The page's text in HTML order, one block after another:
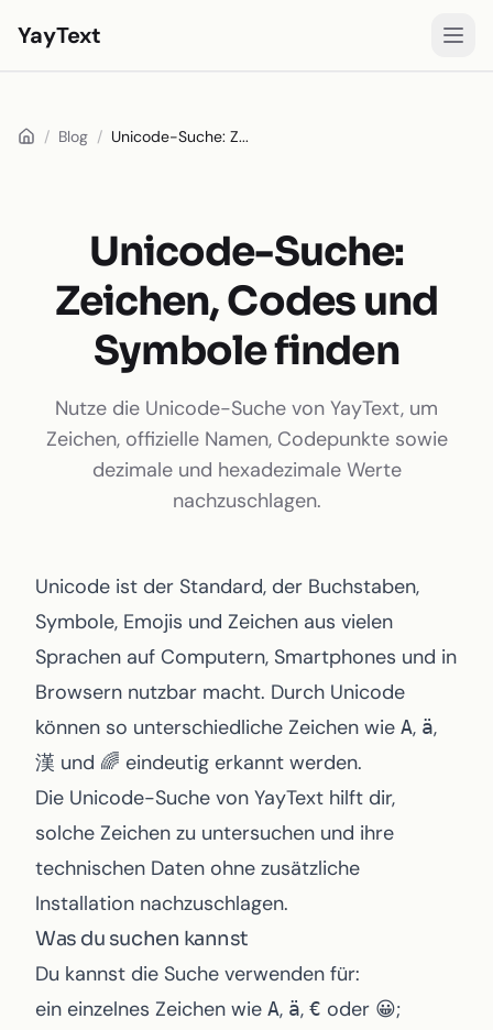
YayText
Spielen
Facebook-Schriften
Twitter/X-Schriften
Fettschrift
Schreibschrift
Ästhetischer Text
/ Blog / Unicode-Suche: Z...
Unicode-Suche:
Zeichen, Codes und
Symbole finden
Nutze die Unicode-Suche von YayText, um
Zeichen, offizielle Namen, Codepunkte sowie
dezimale und hexadezimale Werte
nachzuschlagen.
Unicode ist der Standard, der Buchstaben,
Symbole, Emojis und Zeichen aus vielen
Sprachen auf Computern, Smartphones und in
Browsern nutzbar macht. Durch Unicode
können so unterschiedliche Zeichen wie A, ä,
漢 und 🌈 eindeutig erkannt werden.
Die Unicode-Suche von YayText hilft dir,
solche Zeichen zu untersuchen und ihre
technischen Daten ohne zusätzliche
Installation nachzuschlagen.
Was du suchen kannst
Du kannst die Suche verwenden für:
ein einzelnes Zeichen wie A, ä, € oder 😀;